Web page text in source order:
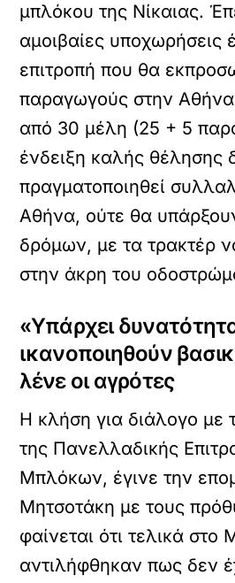
μπλόκου της Νίκαιας.
αμοιβαίες υποχωρήσεις
επιτροπή που θα
παραγωγούς στην Αθήνα
από 30 μέλη (25 + 5
ένδειξη καλής θέλησης
πραγματοποιηθεί
Αθήνα, ούτε θα
δρόμων, με τα τρακτέρ
στην άκρη του
«Υπάρχει
ικανοποιηθούν
λένε οι αγρότες
Η κλήση για διάλογο με
της Πανελλαδικής
Μπλόκων, έγινε την
Μητσοτάκη με τους
φαίνεται ότι τελικά στο
αντιλήφθηκαν πως δεν